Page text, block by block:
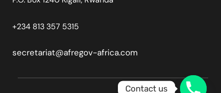
+234 813 357 5315
secretariat@afregov-africa.com
Contact us